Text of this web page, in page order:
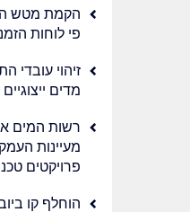
הקמת מטש
פי לוחות
זיהוי עובדי
מדים
רשות המים
מעיינות
פרויקטים
הוחלף קו